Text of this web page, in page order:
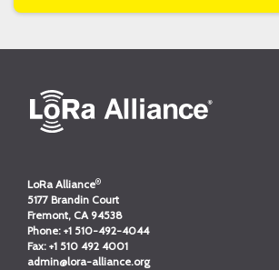
LoRa Alliance®
5177 Brandin Court
Fremont, CA 94538
Phone: +1 510-492-4044
Fax: +1 510 492 4001
admin@lora-alliance.org